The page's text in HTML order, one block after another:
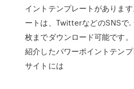
イントテンプレートがありま
ートは、TwitterなどのSNSで.
枚までダウンロード可能です
紹介したパワーポイントテン
サイトには